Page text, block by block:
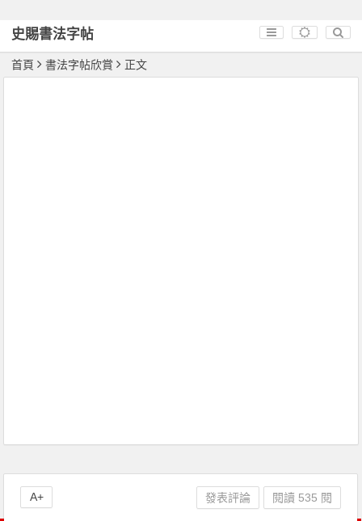
史賜書法字帖
首頁 書法字帖欣賞 正文
發表評論 閱讀 535 閱
A+